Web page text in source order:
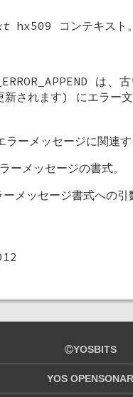
hx509 コンテキスト。
は
新されます) にエラー文
ラーメッセージに関連す
ーメッセージの書式。
ーメッセージ書式への引
YOSBITS
YOS OPENSONAR